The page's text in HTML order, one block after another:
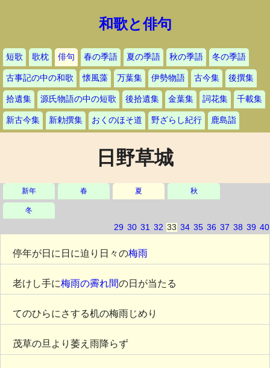
和歌と俳句
短歌 歌枕 俳句 春の季語 夏の季語 秋の季語 冬の季語
古事記の中の和歌 懐風藻 万葉集 伊勢物語 古今集 後撰集
拾遺集 源氏物語の中の短歌 後拾遺集 金葉集 詞花集 千載集
新古今集 新勅撰集 おくのほそ道 野ざらし紀行 鹿島詣
日野草城
新年 春 夏 秋
冬
29 30 31 32 33 34 35 36 37 38 39 40
停年が日に日に迫り日々の梅雨
老けし手に梅雨の霽れ間の日が当たる
てのひらにさする机の梅雨じめり
茂草の旦より萎え雨降らず